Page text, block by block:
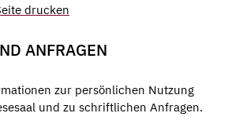
drucken
ANFRAGEN
zur persönlichen Nutzung
und zu schriftlichen Anfragen.